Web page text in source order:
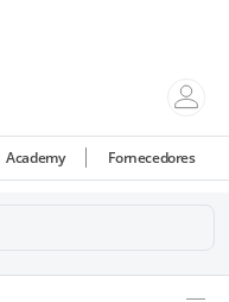
Academy Fornecedores